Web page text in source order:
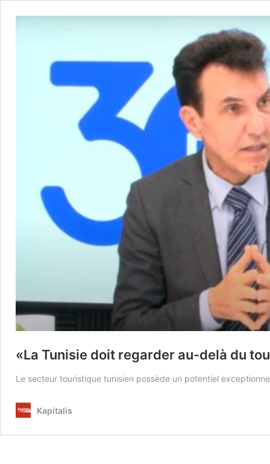
«La Tunisie doit regarder au-delà du
Le secteur touristique tunisien possède un potentiel
Kapitalis